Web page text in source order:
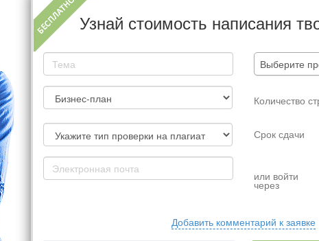
Узнай стоимость написания
Выберите
Количество
Срок сдачи
или войти
через
Добавить комментарий к заявке